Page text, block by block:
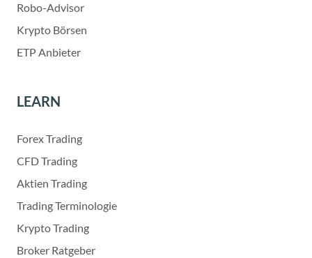
Robo-Advisor
Krypto Börsen
ETP Anbieter
LEARN
Forex Trading
CFD Trading
Aktien Trading
Trading Terminologie
Krypto Trading
Broker Ratgeber